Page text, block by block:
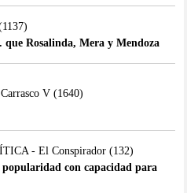
Rosalinda, Mera y Mendoza
V(1640)
- El Conspirador(132)
con capacidad para